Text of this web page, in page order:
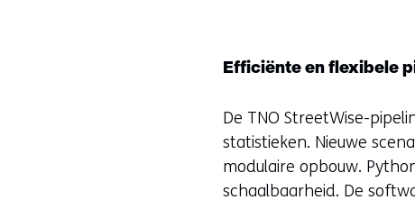
Efficiënte en flexibele
De TNO StreetWise-
statistieken. Nieuwe
modulaire opbouw.
schaalbaarheid. De